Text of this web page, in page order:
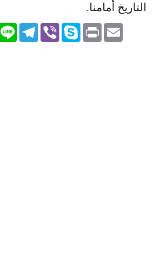
التاريخ أمامنا.
Line
Telegram ViberSkype PrintEmail